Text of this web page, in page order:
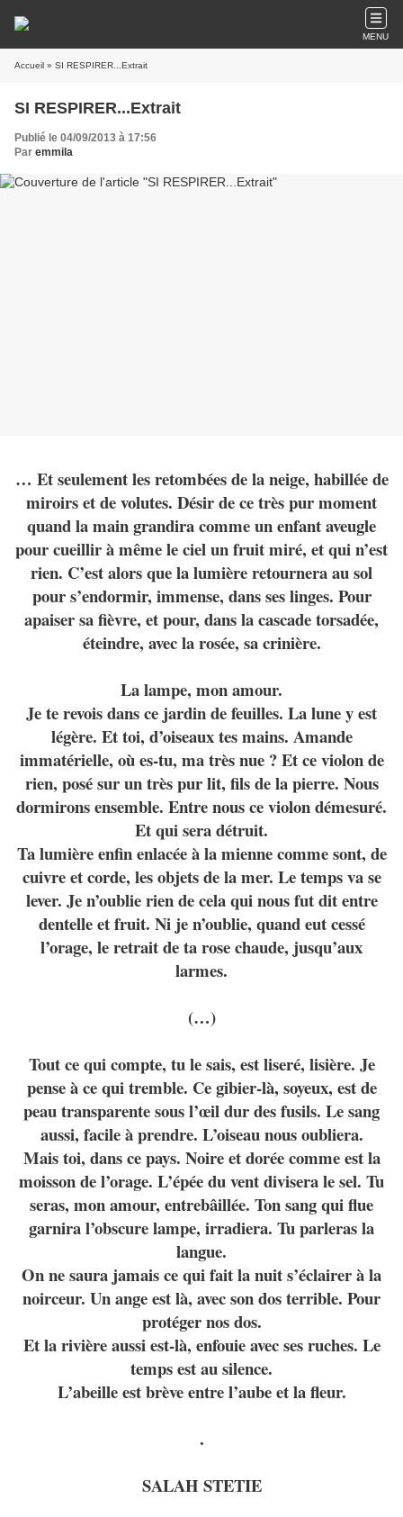
MENU
Accueil » SI RESPIRER...Extrait
SI RESPIRER...Extrait
Publié le 04/09/2013 à 17:56
Par emmila
… Et seulement les retombées de la neige, habillée de
miroirs et de volutes. Désir de ce très pur moment
quand la main grandira comme un enfant aveugle
pour cueillir à même le ciel un fruit miré, et qui n’est
rien. C’est alors que la lumière retournera au sol
pour s’endormir, immense, dans ses linges. Pour
apaiser sa fièvre, et pour, dans la cascade torsadée,
éteindre, avec la rosée, sa crinière.
La lampe, mon amour.
Je te revois dans ce jardin de feuilles. La lune y est
légère. Et toi, d’oiseaux tes mains. Amande
immatérielle, où es-tu, ma très nue ? Et ce violon de
rien, posé sur un très pur lit, fils de la pierre. Nous
dormirons ensemble. Entre nous ce violon démesuré.
Et qui sera détruit.
Ta lumière enfin enlacée à la mienne comme sont, de
cuivre et corde, les objets de la mer. Le temps va se
lever. Je n’oublie rien de cela qui nous fut dit entre
dentelle et fruit. Ni je n’oublie, quand eut cessé
l’orage, le retrait de ta rose chaude, jusqu’aux
larmes.
(…)
Tout ce qui compte, tu le sais, est liseré, lisière. Je
pense à ce qui tremble. Ce gibier-là, soyeux, est de
peau transparente sous l’œil dur des fusils. Le sang
aussi, facile à prendre. L’oiseau nous oubliera.
Mais toi, dans ce pays. Noire et dorée comme est la
moisson de l’orage. L’épée du vent divisera le sel. Tu
seras, mon amour, entrebâillée. Ton sang qui flue
garnira l’obscure lampe, irradiera. Tu parleras la
langue.
On ne saura jamais ce qui fait la nuit s’éclairer à la
noirceur. Un ange est là, avec son dos terrible. Pour
protéger nos dos.
Et la rivière aussi est-là, enfouie avec ses ruches. Le
temps est au silence.
L’abeille est brève entre l’aube et la fleur.
.
SALAH STETIE